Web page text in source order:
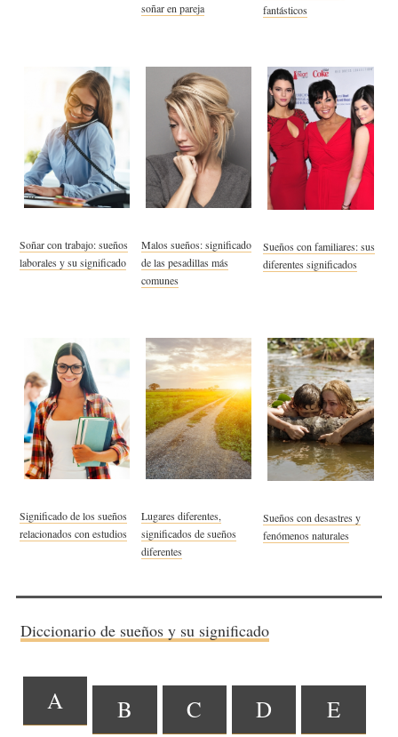
soñar en pareja
fantásticos
Soñar con trabajo: sueños
laborales y su significado
Malos sueños: significado
de las pesadillas más
comunes
Sueños con familiares: sus
diferentes significados
Significado de los sueños
relacionados con estudios
Lugares diferentes,
significados de sueños
diferentes
Sueños con desastres y
fenómenos naturales
Diccionario de sueños y su significado
A B C D
E